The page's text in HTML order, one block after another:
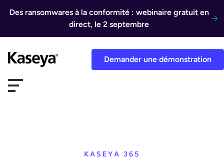
Des ransomwares à la conformité : webinaire gratuit en
direct, le 2 septembre
Demander une démonstration
KASEYA 365